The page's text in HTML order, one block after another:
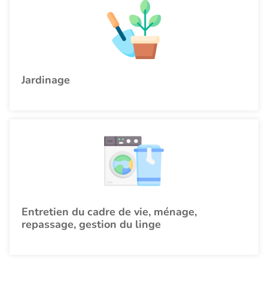
Jardinage
Entretien du cadre de vie, ménage,
repassage, gestion du linge